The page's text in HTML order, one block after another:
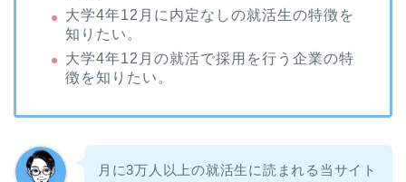
大学4年12月に内定なしの就活生の特徴を
知りたい。
大学4年12月の就活で採用を行う企業の特
徴を知りたい。
月に3万人以上の就活生に読まれる当サイト